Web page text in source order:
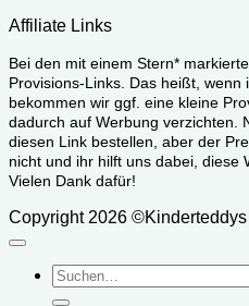
Affiliate Links
Bei den mit einem Stern*
Provisions-Links. Das heißt, wenn
bekommen wir ggf. eine kleine
dadurch auf Werbung verzichten.
diesen Link bestellen, aber der
nicht und ihr hilft uns dabei, diese
Vielen Dank dafür!
Copyright 2026 ©Kinderteddys
Suchen
nach: